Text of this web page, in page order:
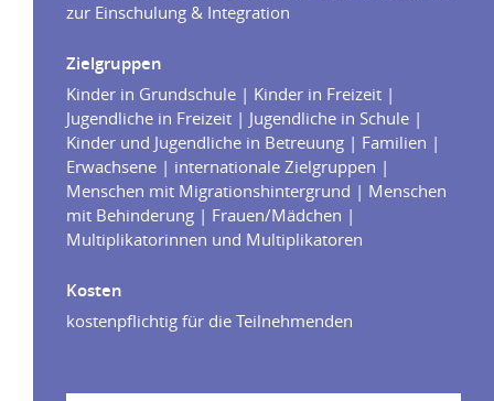
zur Einschulung & Integration
Zielgruppen
Kinder in Grundschule | Kinder in Freizeit |
Jugendliche in Freizeit | Jugendliche in Schule |
Kinder und Jugendliche in Betreuung | Familien |
Erwachsene | internationale Zielgruppen |
Menschen mit Migrationshintergrund | Menschen
mit Behinderung | Frauen/Mädchen |
Multiplikatorinnen und Multiplikatoren
Kosten
kostenpflichtig für die Teilnehmenden